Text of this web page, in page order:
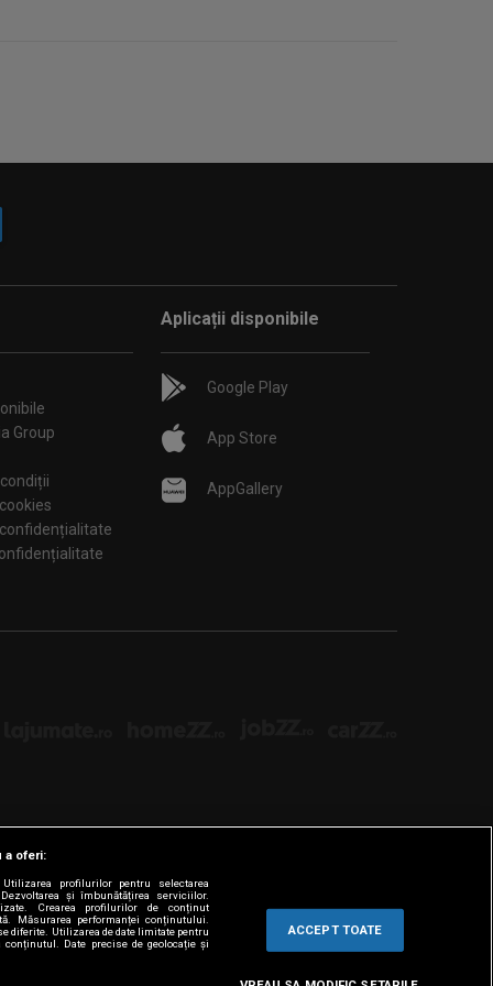
Group
de confidențialitate
Aplicații disponibile
Google Play
App Store
AppGallery
a oferi:
profilurilor pentru selectarea
și îmbunătățirea serviciilor.
Crearea profilurilor de conținut
Măsurarea performanței conținutului.
diferite. Utilizarea de date limitate pentru
Date precise de geolocație și
ACCEPT TOATE